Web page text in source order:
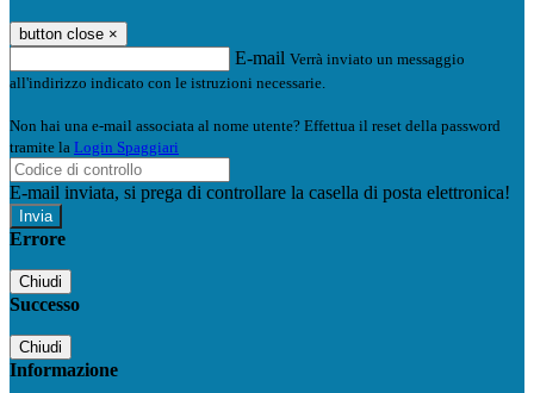
button close ×
E-mail Verrà inviato un messaggio
all'indirizzo indicato con le istruzioni necessarie.
Non hai una e-mail associata al nome utente? Effettua il reset della password
tramite la Login Spaggiari
E-mail inviata, si prega di controllare la casella di posta elettronica!
Errore
Chiudi
Successo
Chiudi
Informazione